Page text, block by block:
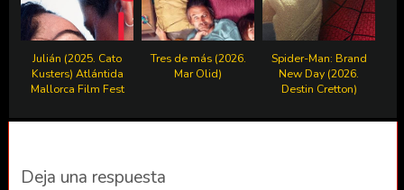
Julián (2025. Cato
Kusters) Atlántida
Mallorca Film Fest
Tres de más (2026.
Mar Olid)
Spider-Man: Brand
New Day (2026.
Destin Cretton)
Deja una respuesta